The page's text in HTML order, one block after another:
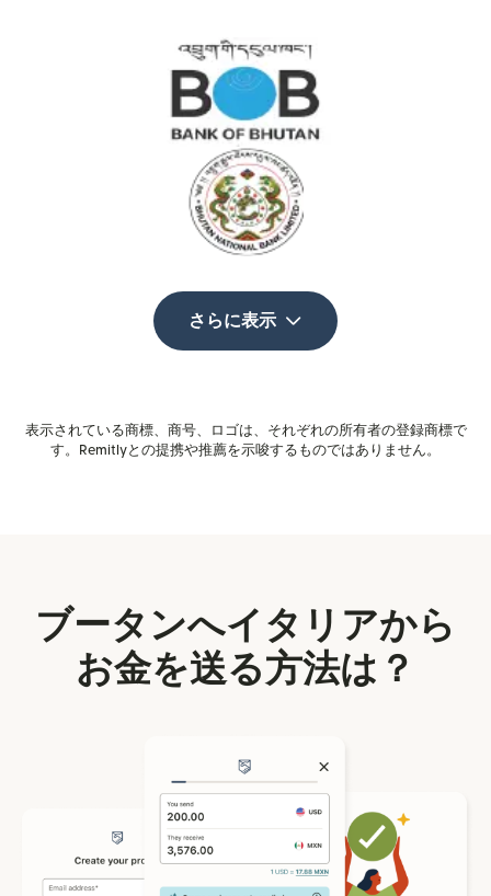
さらに表示
表示されている商標、商号、ロゴは、それぞれの所有者の登録商標で
す。Remitlyとの提携や推薦を示唆するものではありません。
ブータンへイタリアから
お金を送る方法は？